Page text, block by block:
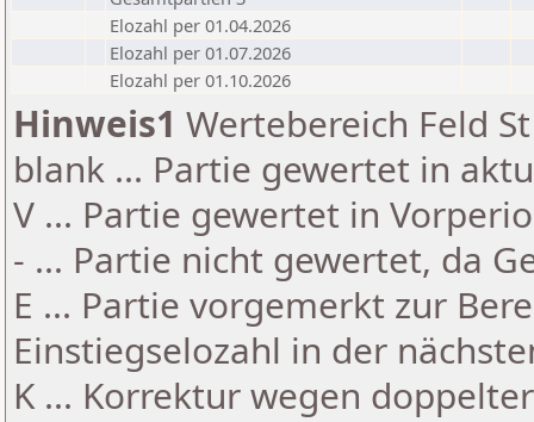
Elozahl per 01.04.2026
Elozahl per 01.07.2026
Elozahl per 01.10.2026
Hinweis1 Wertebereich Feld
blank ... Partie gewertet in
V ... Partie gewertet in
- ... Partie nicht gewertet, da
E ... Partie vorgemerkt zur
Einstiegselozahl in der
K ... Korrektur wegen